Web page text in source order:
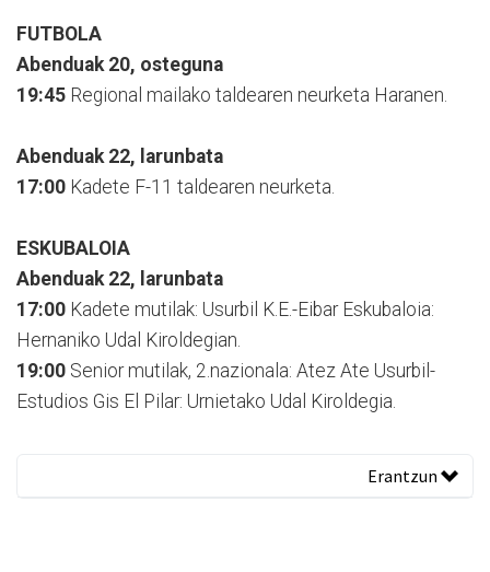
FUTBOLA
Abenduak 20, osteguna
19:45 Regional mailako taldearen neurketa Haranen.
Abenduak 22, larunbata
17:00 Kadete F-11 taldearen neurketa.
ESKUBALOIA
Abenduak 22, larunbata
17:00 Kadete mutilak: Usurbil K.E.-Eibar Eskubaloia:
Hernaniko Udal Kiroldegian.
19:00 Senior mutilak, 2.nazionala: Atez Ate Usurbil-
Estudios Gis El Pilar: Urnietako Udal Kiroldegia.
Erantzun